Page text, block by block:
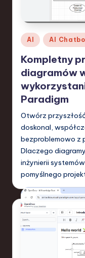
L
a
t
e
s
t
T
r
e
n
d
s
in
Posted
in
AI AI
Kompletny
diagramów
Paradigm
Otwórz
doskonal,
bezproblemowo z
Dlaczego
inżynierii
pomyślnego